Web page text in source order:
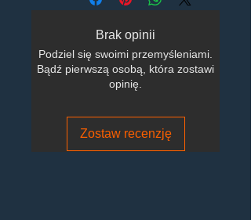
Brak opinii
Podziel się swoimi przemyśleniami.
Bądź pierwszą osobą, która zostawi
opinię.
Zostaw recenzję